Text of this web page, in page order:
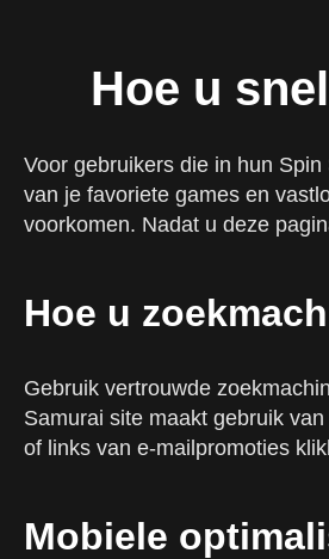
Gevaarlijke kopieën spotten
Ingelogde sessies beheren via
Account Lockout: hoe u direct
Het volledige account weer
In contact komen met Spin
Verschillende manieren om
Beveiliging en
Hoe u
Voor gebruikers die in hun
van je favoriete games en
voorkomen. Nadat u deze
Hoe u
Gebruik vertrouwde
Samurai site maakt gebruik
of links van e-mailpromoties
Mobiele